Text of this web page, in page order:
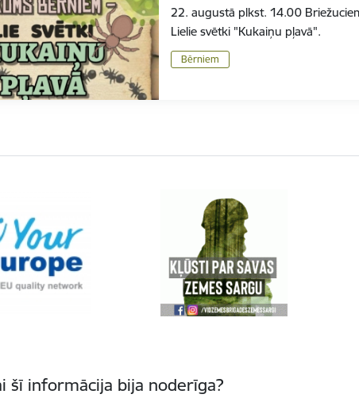
22. augustā plkst. 14.00
Lielie svētki "Kukaiņu pļavā".
Bērniem
šī informācija bija noderīga?